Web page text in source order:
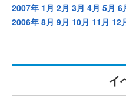
2007年 1月 2月 3月 4月 5月 6
2006年 8月 9月 10月 11月 12
イ